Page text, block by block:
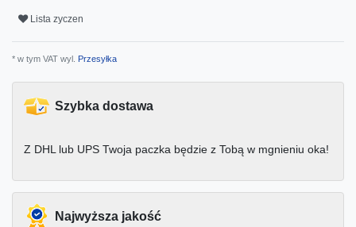
Lista zyczen
* w tym VAT wyl. Przesyłka
Szybka dostawa
Z DHL lub UPS Twoja paczka będzie z Tobą w mgnieniu oka!
Najwyższa jakość